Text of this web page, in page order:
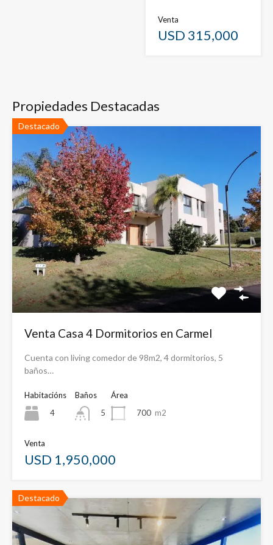
Venta
USD 315,000
Propiedades Destacadas
Destacado
Venta Casa 4 Dormitorios en Carmel
Cuenta con living comedor de 98m2, 4 dormitorios, 5
baños…
Habitacións
4
Baños
5
Área
700 m2
Venta
USD 1,950,000
Destacado